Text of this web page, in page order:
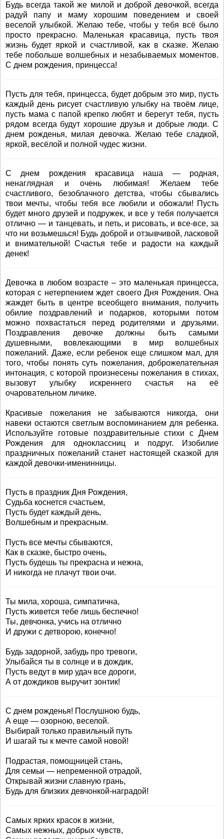
Будь всегда такой же милой и доброй девочкой, всегда
радуй папу и маму хорошим поведением и своей
веселой улыбкой. Желаю тебе, чтобы у тебя всё было
просто прекрасно. Маленькая красавица, пусть твоя
жизнь будет яркой и счастливой, как в сказке. Желаю
тебе побольше волшебных и незабываемых моментов.
С днем рождения, принцесса!
Пусть для тебя, принцесса, будет добрым это мир, пусть
каждый день рисует счастливую улыбку на твоём лице,
пусть мама с папой крепко любят и берегут тебя, пусть
рядом всегда будут хорошие друзья и добрые люди. С
днем рожденья, милая девочка. Желаю тебе сладкой,
яркой, весёлой и полной чудес жизни.
С днем рождения красавица наша — родная,
ненаглядная и очень любимая! Желаем тебе
счастливого, безоблачного детства, чтобы сбывались
твои мечты, чтобы тебя все любили и обожали! Пусть
будет много друзей и подружек, и все у тебя получается
отлично — и танцевать, и петь, и рисовать, и все-все, за
что ни возьмешься! Будь доброй и отзывчивой, ласковой
и внимательной! Счастья тебе и радости на каждый
денек!
Девочка в любом возрасте – это маленькая принцесса,
которая с нетерпением ждет своего Дня Рождения. Она
жаждет быть в центре всеобщего внимания, получить
обилие поздравлений и подарков, которыми потом
можно похвастаться перед родителями и друзьями.
Поздравления девочке должны быть самыми
душевными, вовлекающими в мир волшебных
пожеланий. Даже, если ребенок еще слишком мал, для
того, чтобы понять суть пожелания, доброжелательная
интонация, с которой произнесены пожелания в стихах,
вызовут улыбку искреннего счастья на её
очаровательном личике.
Красивые пожелания не забываются никогда, они
навеки остаются светлым воспоминанием для ребенка.
Используйте готовые поздравительные стихи с Днем
Рождения для одноклассниц и подруг. Изобилие
праздничных пожеланий станет настоящей сказкой для
каждой девочки-именинницы.
Пусть в праздник Дня Рождения,
Судьба коснется счастьем,
Пусть будет каждый день,
Волшебным и прекрасным.
Пусть все мечты сбываются,
Как в сказке, быстро очень,
Пусть будешь ты прекрасна и нежна,
И никогда не плачут твои очи.
Ты мила, хороша, симпатична,
Пусть живется тебе лишь беспечно!
Ты, девчонка, учись на отлично
И дружи с детворою, конечно!
Будь задорной, забудь про тревоги,
Улыбайся ты в солнце и в дождик,
Пусть ведут в мир удач все дороги,
А от дождиков выручит зонтик!
С днем рожденья! Послушною будь,
А еще — озорною, веселой.
Выбирай только правильный путь
И шагай ты к мечте самой новой!
Подрастая, помощницей стань,
Для семьи — непременной отрадой,
Открывай жизни славную грань,
Будь для близких девчонкой-наградой!
Самых ярких красок в жизни,
Самых нежных, добрых чувств,